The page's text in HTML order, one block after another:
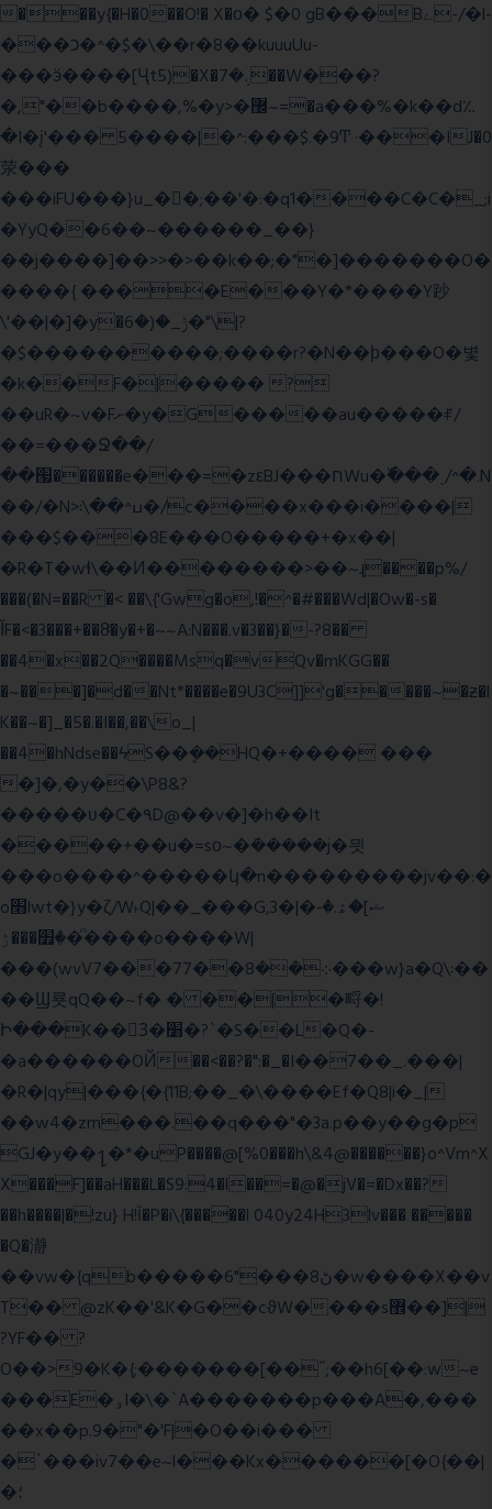
���y{�H�0��O!� X�о� $�0 gB���Bے-/�l-
���כ�^�$�\��r�8��kuuuUu-
���ӭ����[Ҷt5)�X�܉�7��W���?
�,"��b����,%�y>�޼~=�a���%�k��d؉
�I�į'��� 5����|�^:���$.�9Ͳ ·���IJ�0
荥���
���iFU���}u_��;��'�:�q1����C�C�_;i
�YyQ��6��~������_��}
��j����]��>>�>��k��;�"�]�������O�
����{ ����E���Y�*����Y䟞
\'��|�]�y�ݱ_�(�6�"\|?
�$����������;����r?�N��ϸ���O�볓
�k��F�|����� ?
��uR�~v�Fށ�y�G�����au�����ꑷ/
��=���Ջ��/
��՗������e���=�zεBJ���חWu�߰���˯/^�.N
��/�N>ߎ^��\܃�/c����x���i����|
���$���ܿ8E���O�����+�x��|
�R�T�wɬ\� �И��������>��~ɻ����p%/
���(�N=��R �< ��\{'Gwg�o,!�^�#���Wd|�Ow�-s�
ĬF�<�3���+��8ͣ�y�+�~~A:N���.v�3��}�-?8��
��4�x��2Q����Msq�vQv�mKGG��
�~���]�d��Nt*����e�9U3C]]'g�����~�ƶ�l
K��~�]_�5�.�I��,��\o_|
��4�hNdse��ϟS��ܷ��HQ�+���� ���
�]�,�y��\P8&?
�����ʋ�C�۹D@��v�]�h��It
�����+��u�=sο~�ܿ�����j�믯
���o����^�����կ�n���������jv��:�
o׫lwt�}y�ζ/W˫Q|��_���G,3�|�ޝ]�ۿ.�-
�׿���ۯ�ͫ����o����W|
���(wvV܀��8��77���7���w}a�Q\܃��
��Ϣ룟qQ��~f� � ��|�㽟�!
Ի���K��3ٓ�׸�?`�S��L�Q�-
�a������OЙ��<��?�":�_�I��7��_.���|
�R�|qy|���{�{11B;��_�\����Ef�Q8|i�_|
��w4�zm���.��q���"�3a.p��y��g�p
GJ�y��႑�*�uP����@[%0���h\&4@������}o^Vm^X
X���F]��aH���L�S9:4�l��=�@�jV�=�Dx��?
��h����|�!zu} H!Ī�P�i\{�����l 040y24H3lv��� �����
�Q�瀞
��vw�{qb�����6"���8ڻ�w����X��v
T�� @zK��'&K�G��cϑW����s޾��]|
?YF�� ?
O��>9�K�{;�������[��˝;��h6[��:w~e
���E�ۅl�\�`A�������p���A�,���
��x��p.9�"�'F|�O��i���
�`���iv7��e~l���Kx������[�O{��|
�؛